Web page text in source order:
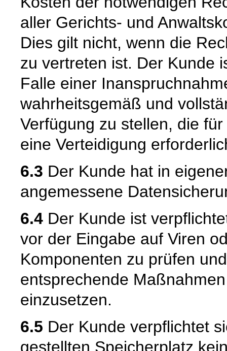
aller Gerichts- und
Dies gilt nicht, wenn die
zu vertreten ist. Der Kunde
Falle einer
wahrheitsgemäß und
Verfügung zu stellen, die
eine Verteidigung
6.3 Der Kunde hat in
angemessene
6.4 Der Kunde ist
vor der Eingabe auf Viren
Komponenten zu prüfen
entsprechende
einzusetzen.
6.5 Der Kunde verpflichtet
gestellten Speicherplatz